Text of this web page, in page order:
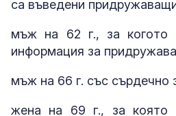
са въведени
мъж на 62 г., за когото
информация за
мъж на 66 г. със сърдечно
жена на 69 г., за която